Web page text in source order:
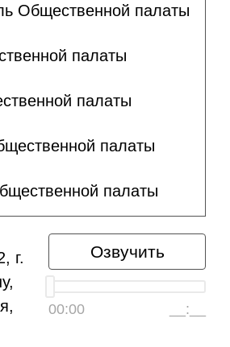
Общественной палаты
палаты
палаты
палаты
палаты
Озвучить
00:00 __:__
г.